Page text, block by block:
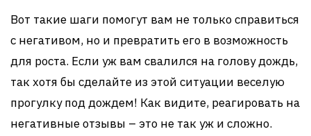
Вот такие шаги помогут вам не только справиться
с негативом, но и превратить его в возможность
для роста. Если уж вам свалился на голову дождь,
так хотя бы сделайте из этой ситуации веселую
прогулку под дождем! Как видите, реагировать на
негативные отзывы – это не так уж и сложно.